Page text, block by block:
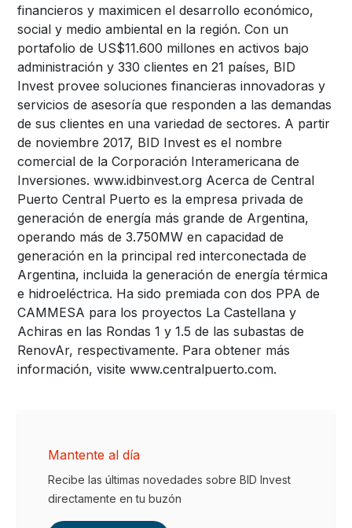
financieros y maximicen el desarrollo económico,
social y medio ambiental en la región. Con un
portafolio de US$11.600 millones en activos bajo
administración y 330 clientes en 21 países, BID
Invest provee soluciones financieras innovadoras y
servicios de asesoría que responden a las demandas
de sus clientes en una variedad de sectores. A partir
de noviembre 2017, BID Invest es el nombre
comercial de la Corporación Interamericana de
Inversiones. www.idbinvest.org Acerca de Central
Puerto Central Puerto es la empresa privada de
generación de energía más grande de Argentina,
operando más de 3.750MW en capacidad de
generación en la principal red interconectada de
Argentina, incluida la generación de energía térmica
e hidroeléctrica. Ha sido premiada con dos PPA de
CAMMESA para los proyectos La Castellana y
Achiras en las Rondas 1 y 1.5 de las subastas de
RenovAr, respectivamente. Para obtener más
información, visite www.centralpuerto.com.
Mantente al día
Recibe las últimas novedades sobre BID Invest
directamente en tu buzón